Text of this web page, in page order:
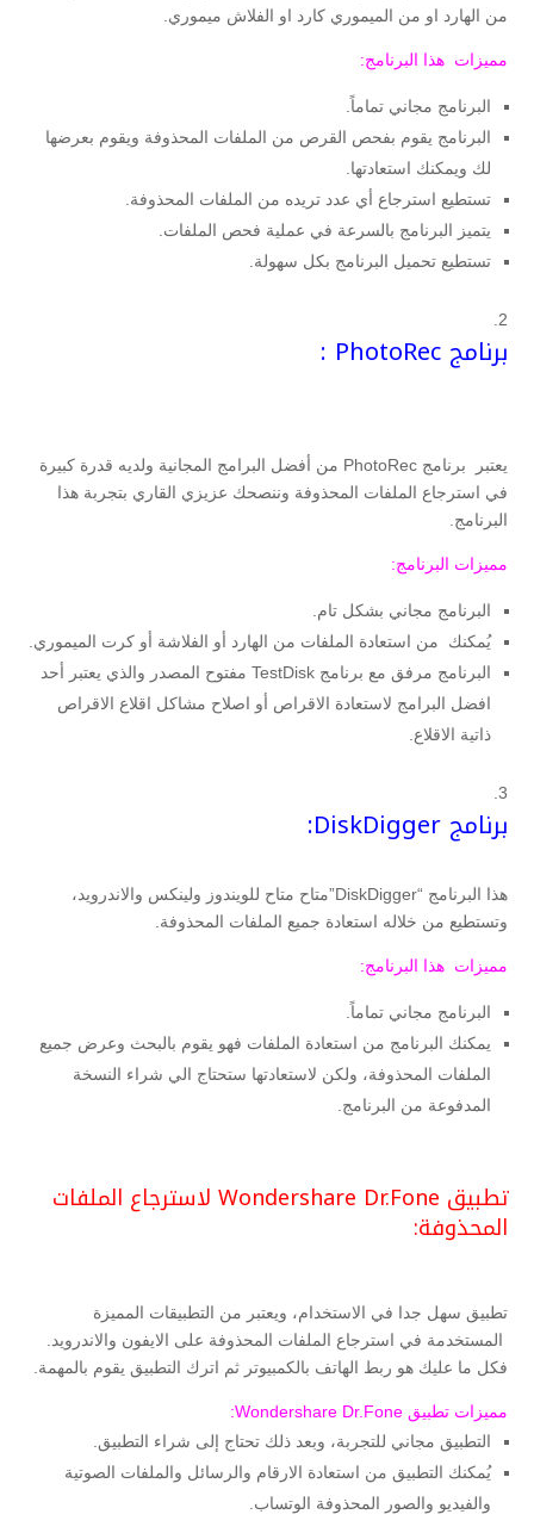
من الهارد او من الميموري كارد او الفلاش ميموري.
مميزات هذا البرنامج:
البرنامج مجاني تماماً.
البرنامج يقوم بفحص القرص من الملفات المحذوفة ويقوم بعرضها
لك ويمكنك استعادتها.
تستطيع استرجاع أي عدد تريده من الملفات المحذوفة.
يتميز البرنامج بالسرعة في عملية فحص الملفات.
تستطيع تحميل البرنامج بكل سهولة.
برنامج PhotoRec :
يعتبر برنامج PhotoRec من أفضل البرامج المجانية ولديه قدرة كبيرة
في استرجاع الملفات المحذوفة وننصحك عزيزي القاري بتجربة هذا
البرنامج.
مميزات البرنامج:
البرنامج مجاني بشكل تام.
يُمكنك من استعادة الملفات من الهارد أو الفلاشة أو كرت الميموري.
البرنامج مرفق مع برنامج TestDisk مفتوح المصدر والذي يعتبر أحد
افضل البرامج لاستعادة الاقراص أو اصلاح مشاكل اقلاع الاقراص
ذاتية الاقلاع.
برنامج DiskDigger:
هذا البرنامج “DiskDigger”متاح متاح للويندوز ولينكس والاندرويد،
وتستطيع من خلاله استعادة جميع الملفات المحذوفة.
مميزات هذا البرنامج:
البرنامج مجاني تماماً.
يمكنك البرنامج من استعادة الملفات فهو يقوم بالبحث وعرض جميع
الملفات المحذوفة، ولكن لاستعادتها ستحتاج الي شراء النسخة
المدفوعة من البرنامج.
تطبيق Wondershare Dr.Fone لاسترجاع الملفات
المحذوفة:
تطبيق سهل جدا في الاستخدام، ويعتبر من التطبيقات المميزة
المستخدمة في استرجاع الملفات المحذوفة على الايفون والاندرويد.
فكل ما عليك هو ربط الهاتف بالكمبيوتر ثم اترك التطبيق يقوم بالمهمة.
مميزات تطبيق Wondershare Dr.Fone:
التطبيق مجاني للتجربة، وبعد ذلك تحتاج إلى شراء التطبيق.
يُمكنك التطبيق من استعادة الارقام والرسائل والملفات الصوتية
والفيديو والصور المحذوفة الوتساب.